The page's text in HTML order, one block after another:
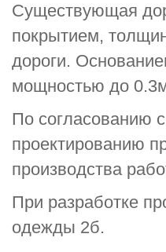
Существующая
покрытием,
дороги.
мощностью до
По согласованию
проектированию
производства
При разработке
одежды 2б.